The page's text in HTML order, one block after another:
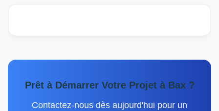
Prêt à Démarrer Votre Projet à Bax ?
Contactez-nous dès aujourd'hui pour un